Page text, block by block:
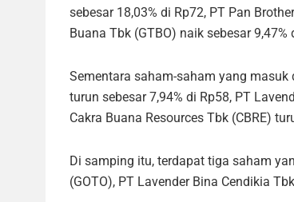
sebesar 18,03% di Rp72, PT Pan
Buana Tbk (GTBO) naik sebesar 9,47%
Sementara saham-saham yang
turun sebesar 7,94% di Rp58, PT
Cakra Buana Resources Tbk (CBRE)
Di samping itu, terdapat tiga saham
(GOTO), PT Lavender Bina Cendikia